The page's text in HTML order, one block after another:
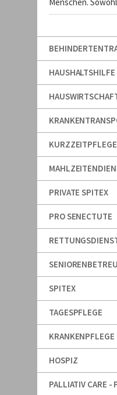
HAUSHALTSHILFE
KURZZEITPFLEGE
PRIVATE SPITEX
PRO SENECTUTE
SPITEX
TAGESPFLEGE
KRANKENPFLEGE
HOSPIZ
PALLIATIV CARE -